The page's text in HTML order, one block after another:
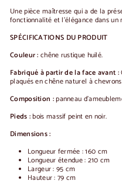
Une pièce maîtresse qui a de la
fonctionnalité et l'élégance dans un
SPÉCIFICATIONS DU PRODUIT
Couleur : chêne rustique huilé.
Fabriqué à partir de la face avant :
plaqués en chêne naturel à
Composition :panneau
Pieds :bois massif peint en noir.
Dimensions :
Longueur fermée : 160 cm
Longueur étendue : 210 cm
Largeur : 95 cm
Hauteur : 79 cm